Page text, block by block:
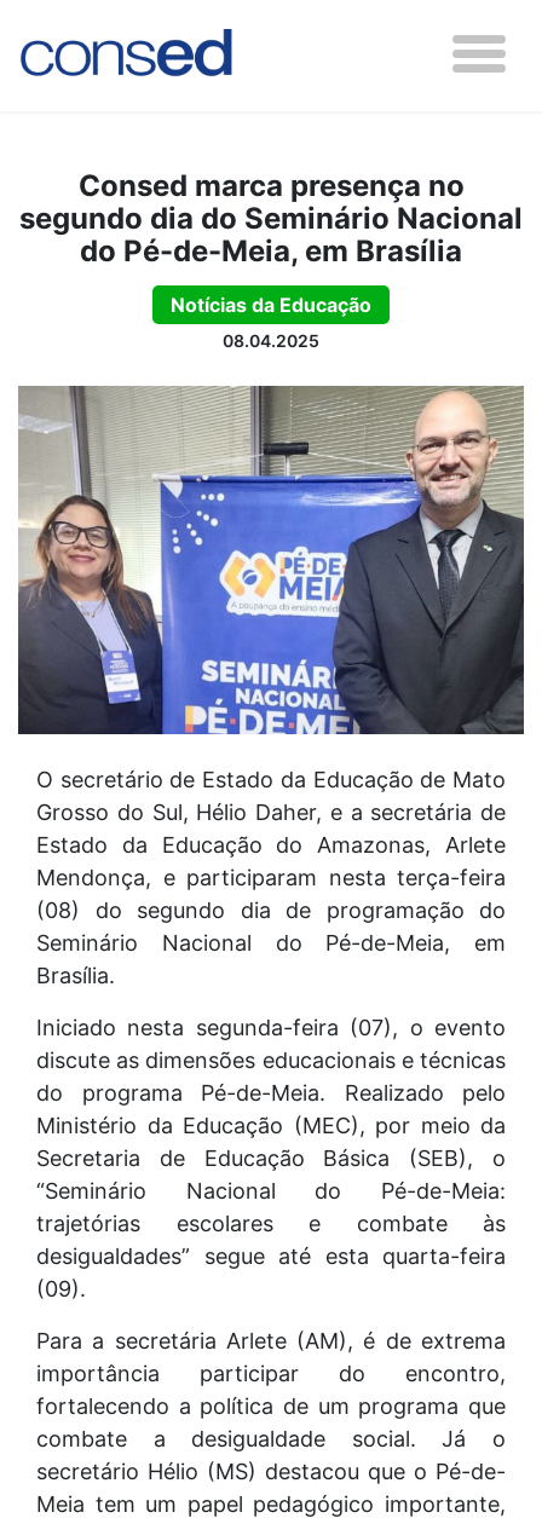
Consed marca presença no
segundo dia do Seminário Nacional
do Pé-de-Meia, em Brasília
Notícias da Educação
08.04.2025
O secretário de Estado da Educação de Mato
Grosso do Sul, Hélio Daher, e a secretária de
Estado da Educação do Amazonas, Arlete
Mendonça, e participaram nesta terça-feira
(08) do segundo dia de programação do
Seminário Nacional do Pé-de-Meia, em
Brasília.
Iniciado nesta segunda-feira (07), o evento
discute as dimensões educacionais e técnicas
do programa Pé-de-Meia. Realizado pelo
Ministério da Educação (MEC), por meio da
Secretaria de Educação Básica (SEB), o
“Seminário Nacional do Pé-de-Meia:
trajetórias escolares e combate às
desigualdades” segue até esta quarta-feira
(09).
Para a secretária Arlete (AM), é de extrema
importância participar do encontro,
fortalecendo a política de um programa que
combate a desigualdade social. Já o
secretário Hélio (MS) destacou que o Pé-de-
Meia tem um papel pedagógico importante,